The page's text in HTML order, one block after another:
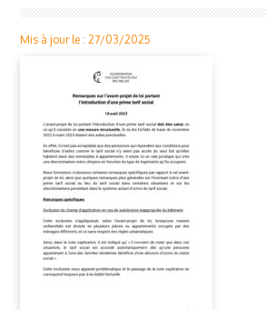
Mis à jour le : 27/03/2025